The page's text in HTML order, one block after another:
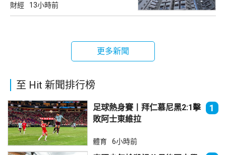
財經 13小時前
更多新聞
至 Hit 新聞排行榜
足球熱身賽丨拜仁慕尼黑2:1擊
敗阿士東維拉
1
體育 6小時前